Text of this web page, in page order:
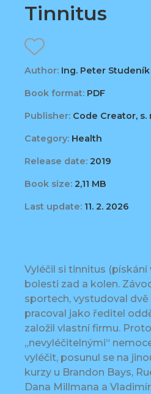
Tinnitus
Author: Ing. Peter Studeník
Book format: PDF
Publisher: Code Creator, s.
Category: Health
Release date: 2019
Book size: 2,11 MB
Last update: 11. 2. 2026
Vyléčil si tinnitus (pískání
bolesti zad a kolen.
sportech, vystudoval dvě
pracoval jako ředitel
založil vlastní firmu.
„nevyléčitelnými“
vyléčit, posunul se na
kurzy u Brandon Bays,
Dana Millmana a